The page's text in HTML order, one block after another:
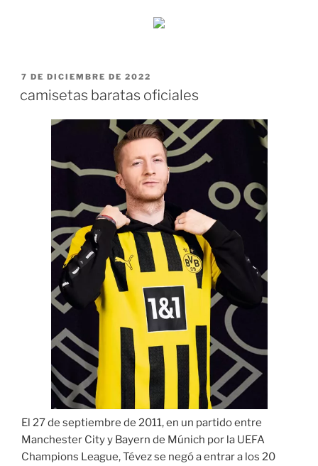
PUBLICADO
7 DE DICIEMBRE DE 2022
camisetas baratas oficiales
El 27 de septiembre de 2011, en un partido entre
Manchester City y Bayern de Múnich por la UEFA
Champions League, Tévez se negó a entrar a los 20